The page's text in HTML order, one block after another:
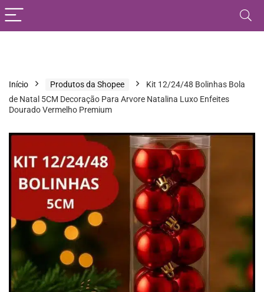
Início Produtos da Shopee
Kit 12/24/48 Bolinhas Bola
de Natal 5CM Decoração Para Arvore Natalina Luxo Enfeites
Dourado Vermelho Premium